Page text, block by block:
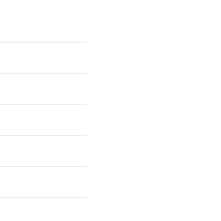
Probepaket selbst
in der Ihr alle
So kannst du es
Uns einfach
desto
den Konfigurator.
Kreativität freien Lauf
Informationen,
Zusätzlich bieten wir
abgeschlossen
WhatsApp